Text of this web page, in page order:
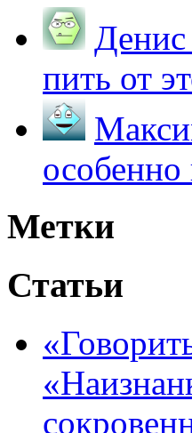
пить от
Метки
Статьи